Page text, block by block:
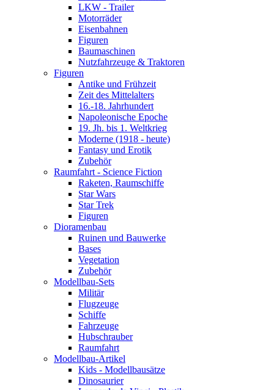
LKW - Trailer
Motorräder
Eisenbahnen
Figuren
Baumaschinen
Nutzfahrzeuge & Traktoren
Figuren
Antike und Frühzeit
Zeit des Mittelalters
16.-18. Jahrhundert
Napoleonische Epoche
19. Jh. bis 1. Weltkrieg
Moderne (1918 - heute)
Fantasy und Erotik
Zubehör
Raumfahrt - Science Fiction
Raketen, Raumschiffe
Star Wars
Star Trek
Figuren
Dioramenbau
Ruinen und Bauwerke
Bases
Vegetation
Zubehör
Modellbau-Sets
Militär
Flugzeuge
Schiffe
Fahrzeuge
Hubschrauber
Raumfahrt
Modellbau-Artikel
Kids - Modellbausätze
Dinosaurier